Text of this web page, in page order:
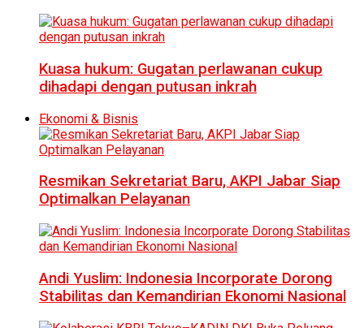
Kuasa hukum: Gugatan perlawanan cukup
dihadapi dengan putusan inkrah
Ekonomi & Bisnis
Resmikan Sekretariat Baru, AKPI Jabar Siap
Optimalkan Pelayanan
Andi Yuslim: Indonesia Incorporate Dorong
Stabilitas dan Kemandirian Ekonomi Nasional